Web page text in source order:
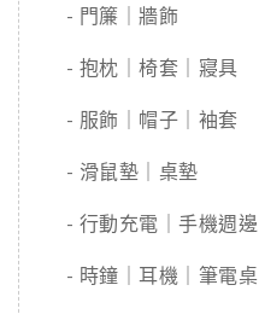
- 門簾｜牆飾
- 抱枕｜椅套｜寢具
- 服飾｜帽子｜袖套
- 滑鼠墊｜桌墊
- 行動充電｜手機週邊
- 時鐘｜耳機｜筆電桌